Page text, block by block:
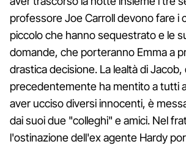
professore Joe Carroll devono fare i
piccolo che hanno sequestrato e le
domande, che porteranno Emma a
drastica decisione. La lealtà di Jacob,
precedentemente ha mentito a tutti
aver ucciso diversi innocenti, è
dai suoi due "colleghi" e amici. Nel
l'ostinazione dell'ex agente Hardy